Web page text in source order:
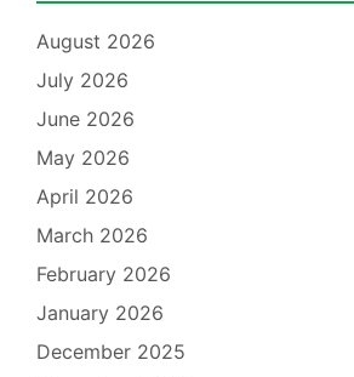
August 2026
July 2026
June 2026
May 2026
April 2026
March 2026
February 2026
January 2026
December 2025